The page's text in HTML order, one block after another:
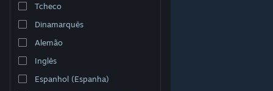
Tcheco
Dinamarquês
Alemão
Inglês
Espanhol (Espanha)